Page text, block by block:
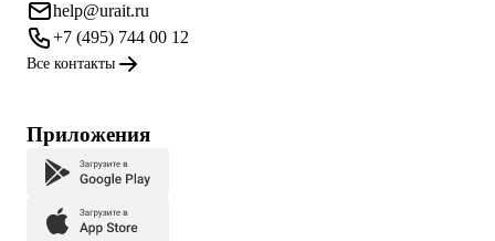
help@urait.ru
+7 (495) 744 00 12
Все контакты
Приложения